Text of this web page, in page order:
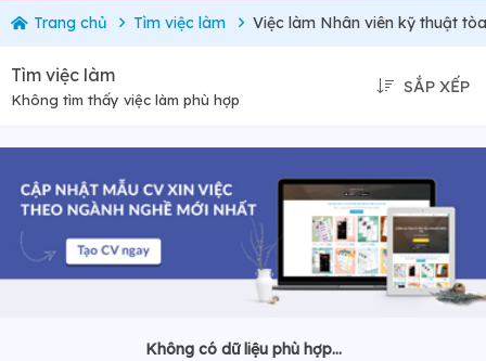
Trang chủ Tìm việc làm Việc làm Nhân viên kỹ thuật
Tìm việc làm
Không tìm thấy việc làm phù hợp
SẮP XẾP
Không có dữ liệu phù hợp...